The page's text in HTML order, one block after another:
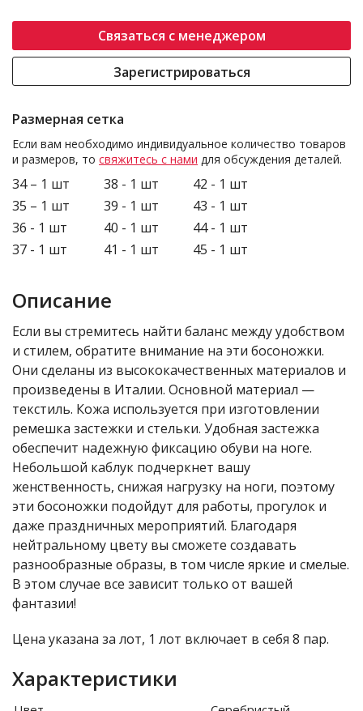
Связаться с менеджером
Зарегистрироваться
Размерная сетка
Если вам необходимо индивидуальное количество товаров
и размеров, то свяжитесь с нами для обсуждения деталей.
34 – 1 шт
35 – 1 шт
36 - 1 шт
37 - 1 шт
38 - 1 шт
39 - 1 шт
40 - 1 шт
41 - 1 шт
42 - 1 шт
43 - 1 шт
44 - 1 шт
45 - 1 шт
Описание
Если вы стремитесь найти баланс между удобством
и стилем, обратите внимание на эти босоножки.
Они сделаны из высококачественных материалов и
произведены в Италии. Основной материал —
текстиль. Кожа используется при изготовлении
ремешка застежки и стельки. Удобная застежка
обеспечит надежную фиксацию обуви на ноге.
Небольшой каблук подчеркнет вашу
женственность, снижая нагрузку на ноги, поэтому
эти босоножки подойдут для работы, прогулок и
даже праздничных мероприятий. Благодаря
нейтральному цвету вы сможете создавать
разнообразные образы, в том числе яркие и смелые.
В этом случае все зависит только от вашей
фантазии!
Цена указана за лот, 1 лот включает в себя 8 пар.
Характеристики